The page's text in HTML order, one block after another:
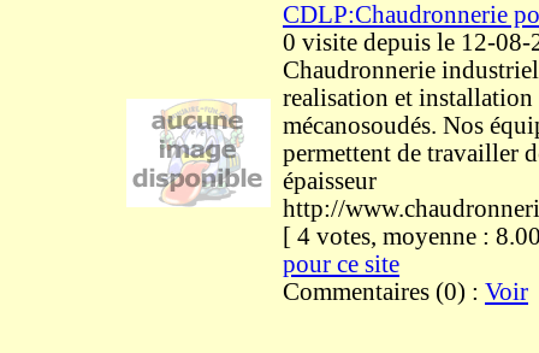
CDLP:Chaudronnerie
0 visite depuis le 12-08-
Chaudronnerie
realisation et installation
mécanosoudés. Nos
permettent de travailler
épaisseur
http://
[ 4 votes, moyenne :
pour ce site
Commentaires (0) : Voir